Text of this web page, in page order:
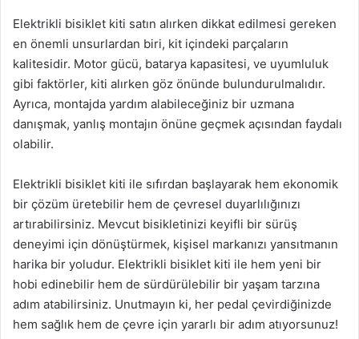
Elektrikli bisiklet kiti satın alırken dikkat edilmesi gereken
en önemli unsurlardan biri, kit içindeki parçaların
kalitesidir. Motor gücü, batarya kapasitesi, ve uyumluluk
gibi faktörler, kiti alırken göz önünde bulundurulmalıdır.
Ayrıca, montajda yardım alabileceğiniz bir uzmana
danışmak, yanlış montajın önüne geçmek açısından faydalı
olabilir.
Elektrikli bisiklet kiti ile sıfırdan başlayarak hem ekonomik
bir çözüm üretebilir hem de çevresel duyarlılığınızı
artırabilirsiniz. Mevcut bisikletinizi keyifli bir sürüş
deneyimi için dönüştürmek, kişisel markanızı yansıtmanın
harika bir yoludur. Elektrikli bisiklet kiti ile hem yeni bir
hobi edinebilir hem de sürdürülebilir bir yaşam tarzına
adım atabilirsiniz. Unutmayın ki, her pedal çevirdiğinizde
hem sağlık hem de çevre için yararlı bir adım atıyorsunuz!